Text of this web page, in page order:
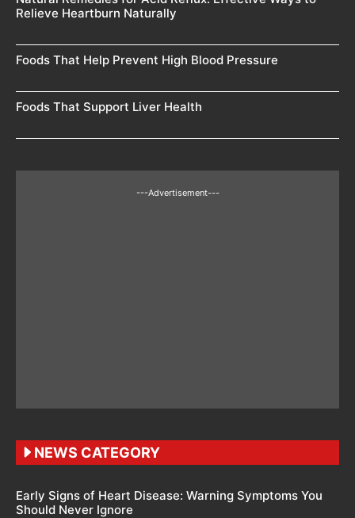
Relieve Heartburn Naturally
Foods That Help Prevent High Blood Pressure
Foods That Support Liver Health
---Advertisement---
NEWS CATEGORY
Early Signs of Heart Disease: Warning Symptoms You
Should Never Ignore